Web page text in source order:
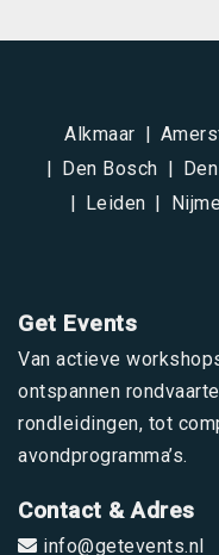
Alkmaar
Den Bosch
Leiden
Get Events
Van actieve
ontspannen
rondleidingen, tot
avondprogramma’s.
Contact & Adres
info@getevents.nl